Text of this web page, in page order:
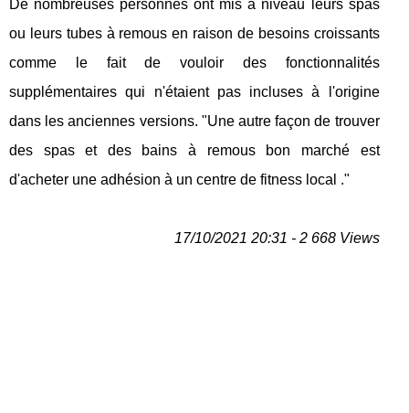
De nombreuses personnes ont mis à niveau leurs spas
ou leurs tubes à remous en raison de besoins croissants
comme le fait de vouloir des fonctionnalités
supplémentaires qui n'étaient pas incluses à l'origine
dans les anciennes versions. "Une autre façon de trouver
des spas et des bains à remous bon marché est
d'acheter une adhésion à un centre de fitness local ."
17/10/2021 20:31 - 2 668 Views